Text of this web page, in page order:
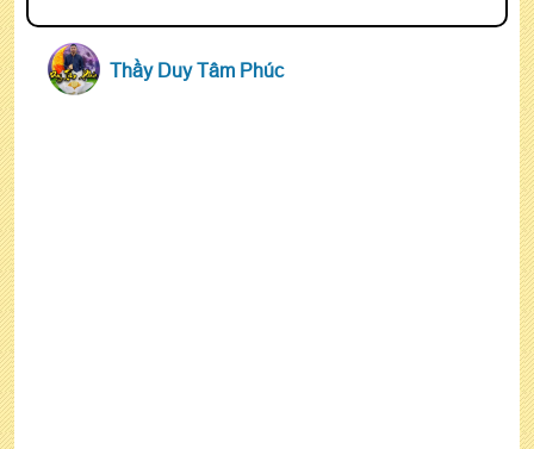
Thầy Duy Tâm Phúc